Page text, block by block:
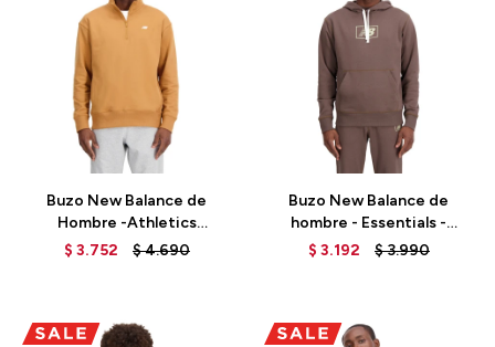
Buzo New Balance de
Hombre -Athletics
Remastered- MT31501TOB
$ 3.752 $4.690
Buzo New Balance de
hombre - Essentials -
MT33508DUO - BROWN
$ 3.192 $3.990